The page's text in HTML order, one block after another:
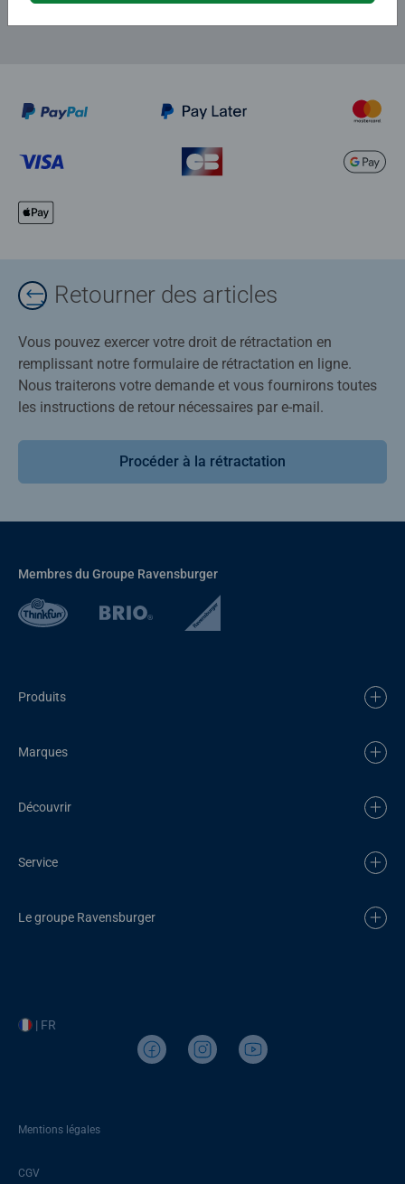
Retourner des articles
Vous pouvez exercer votre droit de rétractation en
remplissant notre formulaire de rétractation en ligne.
Nous traiterons votre demande et vous fournirons toutes
les instructions de retour nécessaires par e-mail.
Procéder à la rétractation
Membres du Groupe Ravensburger
Produits
Marques
Découvrir
Service
Le groupe Ravensburger
| FR
Mentions légales
CGV